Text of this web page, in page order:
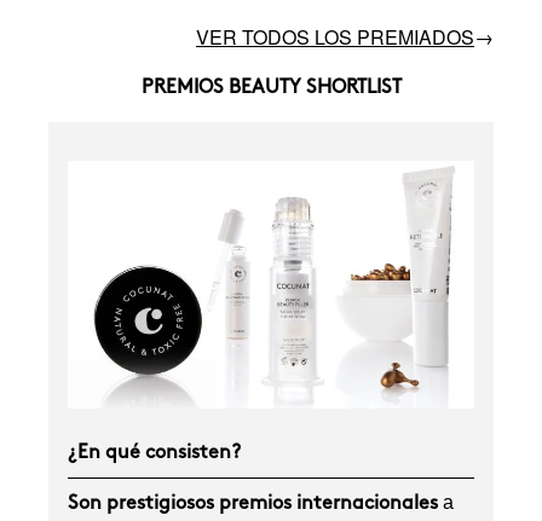
VER TODOS LOS PREMIADOS→
PREMIOS BEAUTY SHORTLIST
¿En qué consisten?
Son prestigiosos premios internacionales a